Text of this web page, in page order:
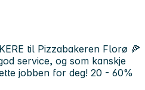
til Pizzabakeren Florø 🍕
service, og som kanskje
jobben for deg! 20 - 60%